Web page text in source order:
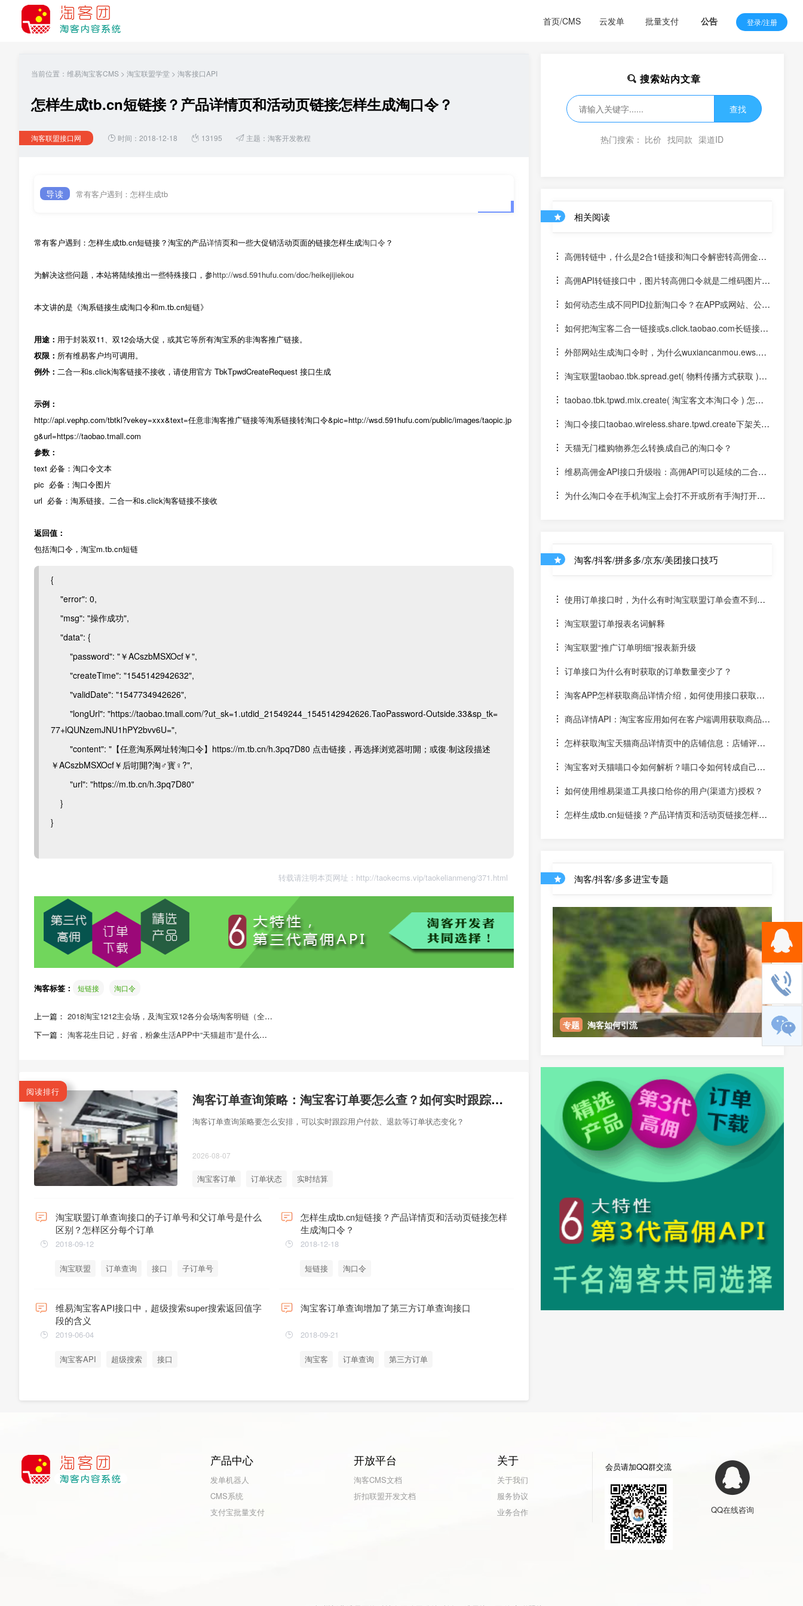
首页/CMS 云发单 批量支付 公告 登录/注册
当前位置： 维易淘宝客CMS > 淘宝联盟学堂 > 淘客接口API
怎样生成tb.cn短链接？产品详情页和活动页链接怎样生成淘口令？
淘客联盟接口网 时间：2018-12-18 13195 主题： 淘客开发教程
导读 常有客户遇到：怎样生成tb
常有客户遇到：怎样生成tb.cn短链接？淘宝的产品详情页和一些大促销活动页面的链接怎样生成淘口令？
为解决这些问题，本站将陆续推出一些特殊接口，参http://wsd.591hufu.com/doc/heikejijiekou
本文讲的是《淘系链接生成淘口令和m.tb.cn短链》
用途： 用于封装双11、双12会场大促，或其它等所有淘宝系的非淘客推广链接。
权限： 所有维易客户均可调用。
例外： 二合一和s.click淘客链接不接收，请使用官方 TbkTpwdCreateRequest 接口生成
示例：
http://api.vephp.com/tbtkl?vekey=xxx&text=任意非淘客推广链接等淘系链接转淘口令&pic=http://wsd.591hufu.com/public/images/taopic.jp
g&url=https://taobao.tmall.com
参数：
text 必备：淘口令文本
pic 必备：淘口令图片
url 必备：淘系链接。二合一和s.click淘客链接不接收
返回值：
包括淘口令，淘宝m.tb.cn短链
{
"error": 0,
"msg": "操作成功",
"data": {
"password": "￥ACszbMSXOcf￥",
"createTime": "1545142942632",
"validDate": "1547734942626",
"longUrl": "https://taobao.tmall.com/?ut_sk=1.utdid_21549244_1545142942626.TaoPassword-Outside.33&sp_tk=
77+lQUNzemJNU1hPY2bvv6U=",
"content": "【任意淘系网址转淘口令】https://m.tb.cn/h.3pq7D80 点击链接，再选择浏览器咑閞；或復·制这段描述
￥ACszbMSXOcf￥后咑閞?淘♂寳♀?",
"url": "https://m.tb.cn/h.3pq7D80"
}
}
转载请注明本页网址： http://taokecms.vip/taokelianmeng/371.html
淘客标签： 短链接 淘口令
上一篇： 2018淘宝1212主会场，及淘宝双12各分会场淘客明链（全
文）
下一篇： 淘客花生日记，好省，粉象生活APP中“天猫超市”是什么链
阅读排行 淘客订单查询策略：淘宝客订单要怎么查？如何实时跟踪用户付款退款等订单状态变化？如何实时结算？
淘客订单查询策略要怎么安排，可以实时跟踪用户付款、退款等订单状态变化？
2026-08-07
淘宝客订单 订单状态 实时结算
淘宝联盟订单查询接口的子订单号和父订单号是什么
区别？怎样区分每个订单
2018-09-12
淘宝联盟 订单查询 接口
子订单号
怎样生成tb.cn短链接？产品详情页和活动页链接怎样
生成淘口令？
2018-12-18
短链接 淘口令
维易淘宝客API接口中，超级搜索super搜索返回值字
段的含义
2019-06-04
淘宝客API 超级搜索 接口
淘宝客订单查询增加了第三方订单查询接口
2018-09-21
淘宝客 订单查询 第三方订单
搜索站内文章
查找
热门搜索： 比价 找同款 渠道ID
相关阅读
高佣转链中，什么是2合1链接和淘口令解密转高佣金链
接？高佣API转链接口中，图片转高佣口令就是二维码图片解
码后转成您的淘口令
如何动态生成不同PID拉新淘口令？在APP或网站、公众
号中实时生成拉新口令
如何把淘宝客二合一链接或s.click.taobao.com长链接转
成短链接？
外部网站生成淘口令时，为什么wuxiancanmou.ews.m.j
aeapp.com生成的淘口令用淘宝APP打开不会提示可能存在
风险
淘宝联盟taobao.tbk.spread.get( 物料传播方式获取 )接
口获取短链接
taobao.tbk.tpwd.mix.create( 淘宝客文本淘口令 ) 怎么
用？能防止微信封号么？
淘口令接口taobao.wireless.share.tpwd.create下架关闭
会影响到哪些业务？
天猫无门槛购物券怎么转换成自己的淘口令？
维易高佣金API接口升级啦：高佣API可以延续的二合一
链接或淘口令参数中的优惠券信息
为什么淘口令在手机淘宝上会打不开或所有手淘打开异
淘客/抖客/拼多多/京东/美团接口技巧
使用订单接口时，为什么有时淘宝联盟订单会查不到？
有时淘宝联盟APP有订单而淘宝联盟PC端没有？订单如何
补缺补漏？
淘宝联盟订单报表名词解释
淘宝联盟“推广订单明细”报表新升级
订单接口为什么有时获取的订单数量变少了？
淘客APP怎样获取商品详情介绍，如何使用接口获取产
品图片详情
商品详情API：淘宝客应用如何在客户端调用获取商品图
片详情说明接口？
怎样获取淘宝天猫商品详情页中的店铺信息：店铺评
分、卖家头像等
淘宝客对天猫喵口令如何解析？喵口令如何转成自己的
高佣淘口令和高佣推广链接？
如何使用维易渠道工具接口给你的用户(渠道方)授权？
怎样生成tb.cn短链接？产品详情页和活动页链接怎样生
淘客/抖客/多多进宝专题
专题 淘客如何引流
产品中心
发单机器人
CMS系统
支付宝批量支付
开放平台
淘客CMS文档
折扣联盟开发文档
关于
关于我们
服务协议
业务合作
会员请加QQ群交流
QQ在线咨询